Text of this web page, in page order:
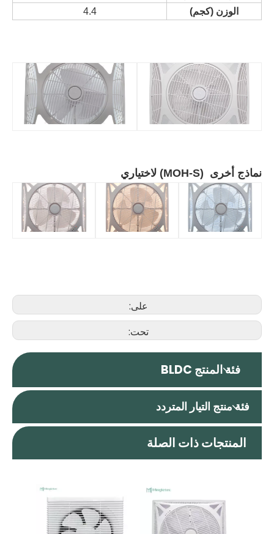
الوزن (كجم)
4.4
نماذج أخرى (MOH-S) لاختياري
على:
تحت:
فئة المنتج BLDC
فئة منتج التيار المتردد
المنتجات ذات الصلة